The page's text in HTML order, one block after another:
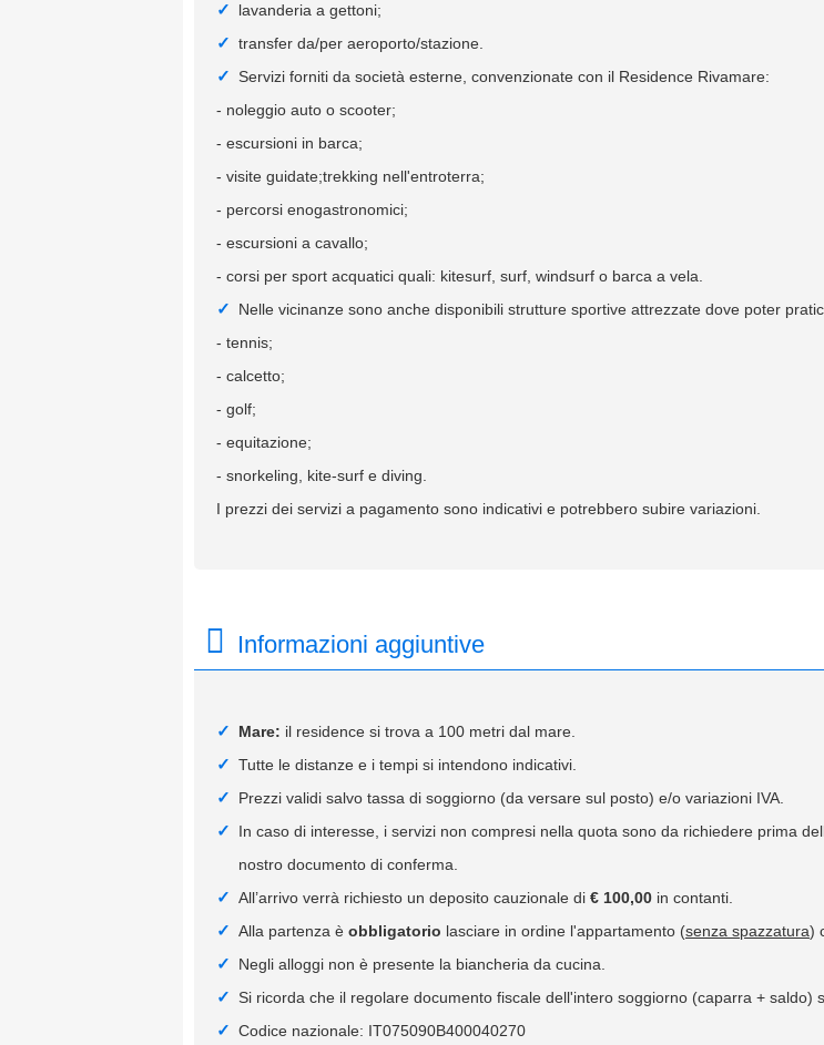
lavanderia a gettoni;
transfer da/per aeroporto/stazione.
Servizi forniti da società esterne, convenzionate con il Residence Rivamare:
- noleggio auto o scooter;
- escursioni in barca;
- visite guidate;trekking nell'entroterra;
- percorsi enogastronomici;
- escursioni a cavallo;
- corsi per sport acquatici quali: kitesurf, surf, windsurf o barca a vela.
Nelle vicinanze sono anche disponibili strutture sportive attrezzate dove poter
- tennis;
- calcetto;
- golf;
- equitazione;
- snorkeling, kite-surf e diving.
I prezzi dei servizi a pagamento sono indicativi e potrebbero subire variazioni.
Informazioni aggiuntive
Mare: il residence si trova a 100 metri dal mare.
Tutte le distanze e i tempi si intendono indicativi.
Prezzi validi salvo tassa di soggiorno (da versare sul posto) e/o variazioni IVA.
In caso di interesse, i servizi non compresi nella quota sono da richiedere prima
nostro documento di conferma.
All’arrivo verrà richiesto un deposito cauzionale di € 100,00 in contanti.
Alla partenza è obbligatorio lasciare in ordine l'appartamento (senza spazzatura)
Negli alloggi non è presente la biancheria da cucina.
Si ricorda che il regolare documento fiscale dell'intero soggiorno (caparra + saldo)
Codice nazionale: IT075090B400040270